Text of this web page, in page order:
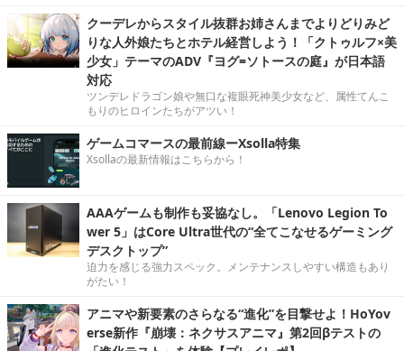
クーデレからスタイル抜群お姉さんまでよりどりみど
りな人外娘たちとホテル経営しよう！「クトゥルフ×美
少女」テーマのADV『ヨグ=ソトースの庭』が日本語
対応
ツンデレドラゴン娘や無口な複眼死神美少女など、属性てんこ
もりのヒロインたちがアツい！
ゲームコマースの最前線ーXsolla特集
Xsollaの最新情報はこちらから！
AAAゲームも制作も妥協なし。「Lenovo Legion To
wer 5」はCore Ultra世代の“全てこなせるゲーミング
デスクトップ”
迫力を感じる強力スペック。メンテナンスしやすい構造もあり
がたい！
アニマや新要素のさらなる“進化”を目撃せよ！HoYov
erse新作『崩壊：ネクサスアニマ』第2回βテストの